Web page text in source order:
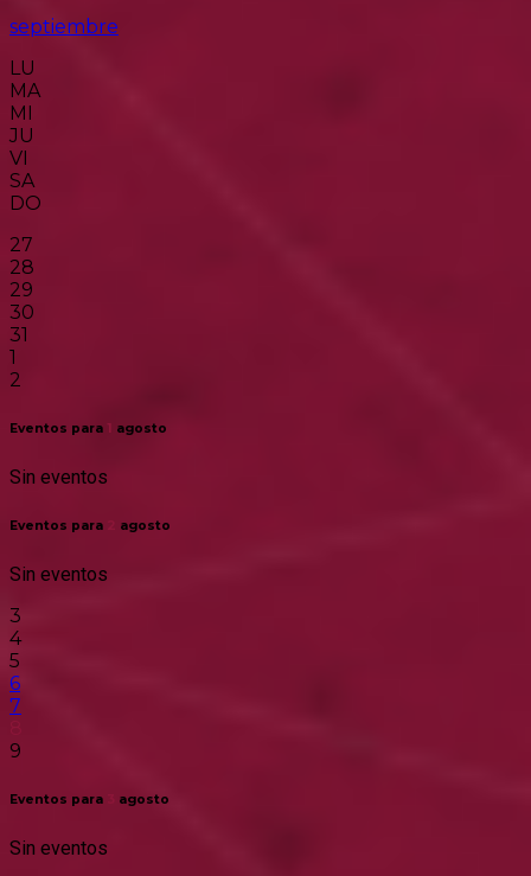
septiembre
LU
MA
MI
JU
VI
SA
DO
27
28
29
30
31
1
2
Eventos para 1 agosto
Sin eventos
Eventos para agosto
Sin eventos
3
4
5
6
7
9
Eventos para agosto
Sin eventos